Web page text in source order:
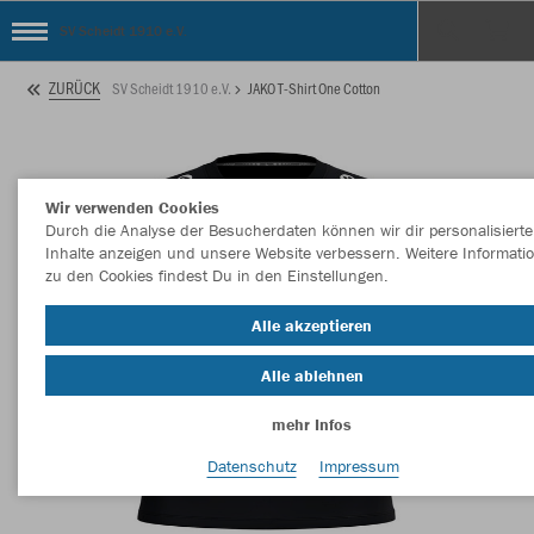
SV Scheidt 1910 e.V.
ZURÜCK SV Scheidt 1910 e.V. JAKO T-Shirt One Cotton
Wir verwenden Cookies
Durch die Analyse der Besucherdaten können wir dir personalisierte
Inhalte anzeigen und unsere Website verbessern. Weitere
zu den Cookies findest Du in den Einstellungen.
Alle akzeptieren
Alle ablehnen
mehr Infos
Datenschutz
Impressum